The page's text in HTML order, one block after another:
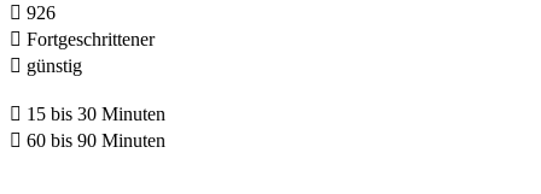
 926
 Fortgeschrittener
 günstig
 15 bis 30 Minuten
 60 bis 90 Minuten